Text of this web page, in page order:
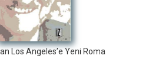
Los Angeles’e Yeni Roma